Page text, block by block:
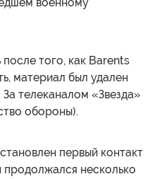
того, как Barents
материал был удален
телеканалом «Звезда»
обороны).
первый контакт
несколько